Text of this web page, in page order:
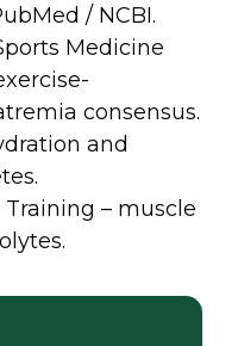
/ NCBI.
Medicine
consensus.
and
– muscle